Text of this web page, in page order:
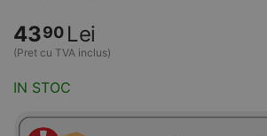
4390 Lei
(Pret cu TVA inclus)
IN STOC